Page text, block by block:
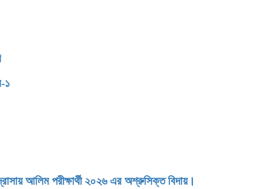
১
আলিম পরীক্ষার্থী ২০২৬ এর অশ্রুসিক্ত বিদায়।